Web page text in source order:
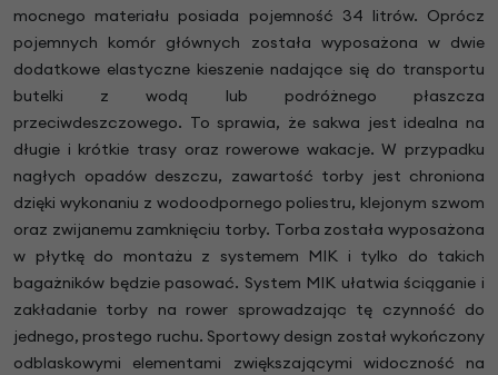
mocnego materiału posiada pojemność 34 litrów. Oprócz
pojemnych komór głównych została wyposażona w dwie
dodatkowe elastyczne kieszenie nadające się do transportu
butelki z wodą lub podróżnego płaszcza
przeciwdeszczowego. To sprawia, że sakwa jest idealna na
długie i krótkie trasy oraz rowerowe wakacje. W przypadku
nagłych opadów deszczu, zawartość torby jest chroniona
dzięki wykonaniu z wodoodpornego poliestru, klejonym szwom
oraz zwijanemu zamknięciu torby. Torba została wyposażona
w płytkę do montażu z systemem MIK i tylko do takich
bagażników będzie pasować. System MIK ułatwia ściąganie i
zakładanie torby na rower sprowadzając tę czynność do
jednego, prostego ruchu. Sportowy design został wykończony
odblaskowymi elementami zwiększającymi widoczność na